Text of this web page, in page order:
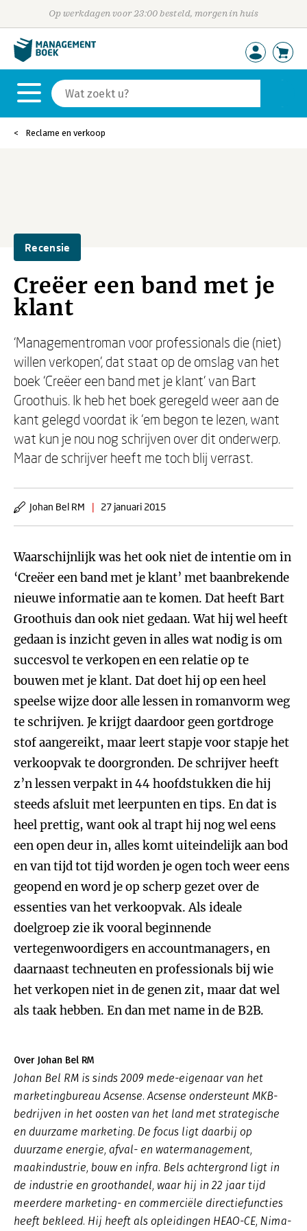
Op werkdagen voor 23:00 besteld, morgen in huis
Reclame en verkoop
Recensie
Creëer een band met je
klant
‘Managementroman voor professionals die (niet)
willen verkopen’, dat staat op de omslag van het
boek ‘Creëer een band met je klant’ van Bart
Groothuis. Ik heb het boek geregeld weer aan de
kant gelegd voordat ik ‘em begon te lezen, want
wat kun je nou nog schrijven over dit onderwerp.
Maar de schrijver heeft me toch blij verrast.
Johan Bel RM | 27 januari 2015
Waarschijnlijk was het ook niet de intentie om in
‘Creëer een band met je klant’ met baanbrekende
nieuwe informatie aan te komen. Dat heeft Bart
Groothuis dan ook niet gedaan. Wat hij wel heeft
gedaan is inzicht geven in alles wat nodig is om
succesvol te verkopen en een relatie op te
bouwen met je klant. Dat doet hij op een heel
speelse wijze door alle lessen in romanvorm weg
te schrijven. Je krijgt daardoor geen gortdroge
stof aangereikt, maar leert stapje voor stapje het
verkoopvak te doorgronden. De schrijver heeft
z’n lessen verpakt in 44 hoofdstukken die hij
steeds afsluit met leerpunten en tips. En dat is
heel prettig, want ook al trapt hij nog wel eens
een open deur in, alles komt uiteindelijk aan bod
en van tijd tot tijd worden je ogen toch weer eens
geopend en word je op scherp gezet over de
essenties van het verkoopvak. Als ideale
doelgroep zie ik vooral beginnende
vertegenwoordigers en accountmanagers, en
daarnaast techneuten en professionals bij wie
het verkopen niet in de genen zit, maar dat wel
als taak hebben. En dan met name in de B2B.
Over Johan Bel RM
Johan Bel RM is sinds 2009 mede-eigenaar van het
marketingbureau Acsense. Acsense ondersteunt MKB-
bedrijven in het oosten van het land met strategische
en duurzame marketing. De focus ligt daarbij op
duurzame energie, afval- en watermanagement,
maakindustrie, bouw en infra. Bels achtergrond ligt in
de industrie en groothandel, waar hij in 22 jaar tijd
meerdere marketing- en commerciële directiefuncties
heeft bekleed. Hij heeft als opleidingen HEAO-CE, Nima-